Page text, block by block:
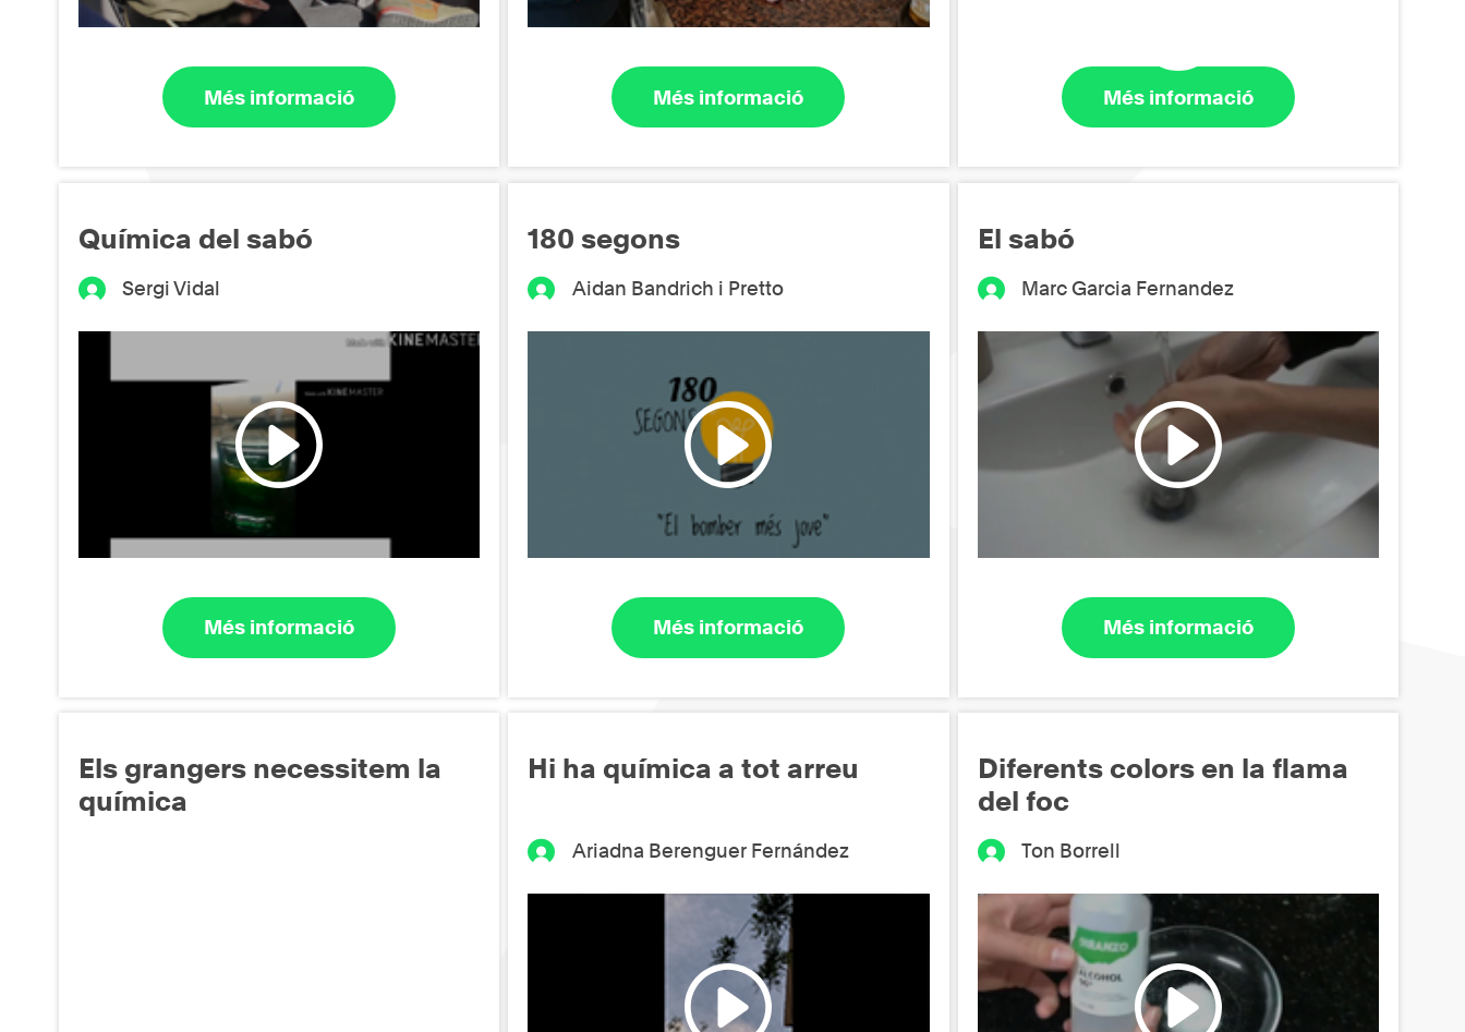
Més informació Més informació Més informació
Química del sabó
Sergi Vidal
Més informació
180 segons
Aidan Bandrich i Pretto
Més informació
El sabó
Marc Garcia Fernandez
Més informació
Els grangers necessitem la
química
Hi ha química a tot arreu
Ariadna Berenguer Fernández
Diferents colors en la flama
del foc
Ton Borrell